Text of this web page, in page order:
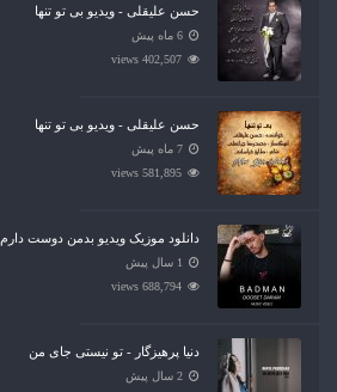
حسن علیقلی - ویدیو بی تو تنها
6 ماه پیش
402,507 views
حسن علیقلی - ویدیو بی تو تنها
7 ماه پیش
581,895 views
دانلود موزیک ویدیو بدمن دوست دارم
1 سال پیش
688,794 views
دنیا پرهیزگار - تو نیستی جای من
2 سال پیش